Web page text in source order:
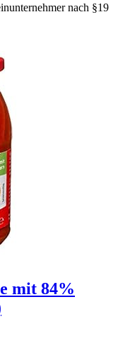
nach §19
mit 84%